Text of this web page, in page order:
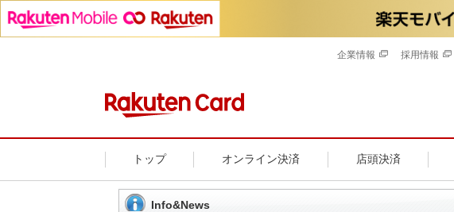
企業情報 採用情報
トップ オンライン決済 店頭決済
Info&News